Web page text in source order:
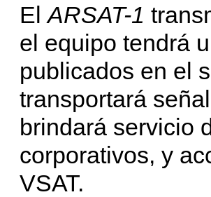
ElARSAT-1
el equipo tendrá
publicados en el
transportará
brindará servicio
corporativos, y
VSAT.